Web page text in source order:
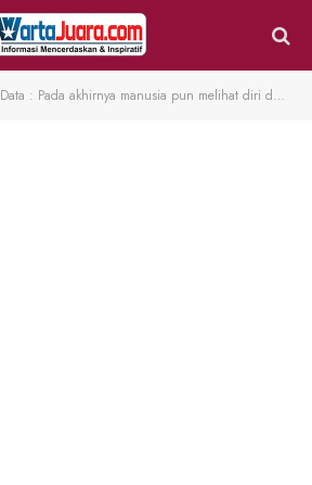
Data : Pada akhirnya manusia pun melihat diri dan sesamanya sebagai data.